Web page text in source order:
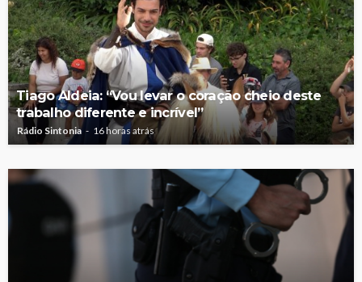
Tiago Aldeia: “Vou levar o coração cheio deste
trabalho diferente e incrível”
Rádio Sintonia 16 horas atrás